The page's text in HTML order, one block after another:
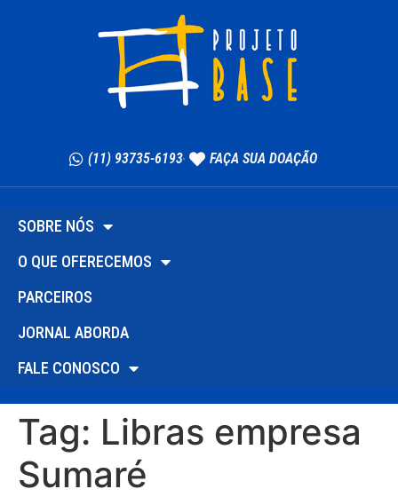
(11) 93735-6193 FAÇA SUA DOAÇÃO
SOBRE NÓS
O QUE OFERECEMOS
PARCEIROS
JORNAL ABORDA
FALE CONOSCO
Tag: Libras empresa
Sumaré